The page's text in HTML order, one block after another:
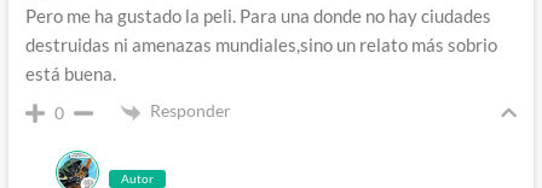
Pero me ha gustado la peli. Para una donde no hay ciudades
destruidas ni amenazas mundiales,sino un relato más sobrio
está buena.
0 Responder
Autor